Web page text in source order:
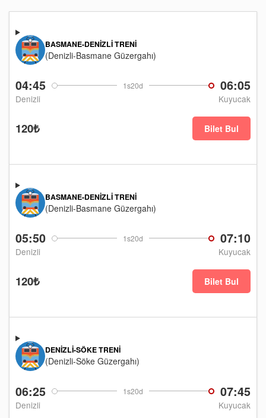
04:45 1s20d 06:05
Denizli Kuyucak
BASMANE-DENIZLI TRENI
(Denizli-Basmane Güzergahı)
120₺ Bilet Bul
05:50 1s20d 07:10
Denizli Kuyucak
BASMANE-DENIZLI TRENI
(Denizli-Basmane Güzergahı)
120₺ Bilet Bul
06:25 1s20d 07:45
Denizli Kuyucak
DENIZLI-SÖKE TRENI
(Denizli-Söke Güzergahı)